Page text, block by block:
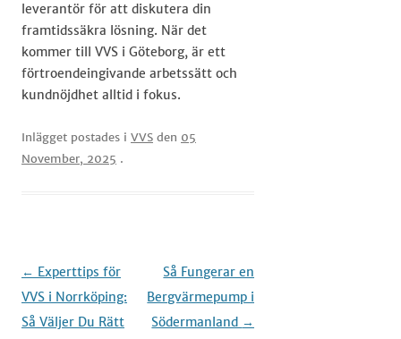
leverantör för att diskutera din
framtidssäkra lösning. När det
kommer till VVS i Göteborg, är ett
förtroendeingivande arbetssätt och
kundnöjdhet alltid i fokus.
Inlägget postades i VVS den 05
November, 2025 .
Inläggsnavigering
← Experttips för
VVS i Norrköping:
Så Väljer Du Rätt
Så Fungerar en
Bergvärmepump i
Södermanland →